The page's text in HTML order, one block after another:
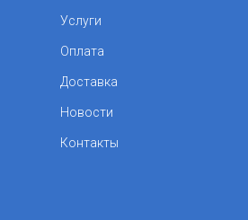
Услуги
Оплата
Доставка
Новости
Контакты